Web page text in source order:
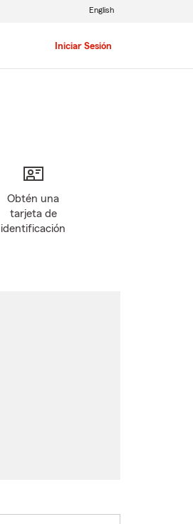
Iniciar Sesión
English
Obtén una
tarjeta de
identificación